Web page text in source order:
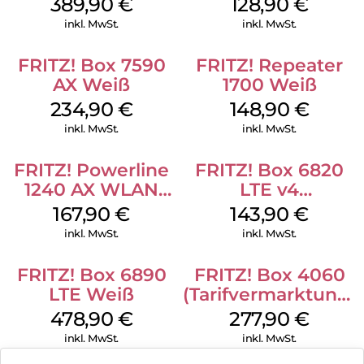
inkl. MwSt. inkl. MwSt.
FRITZ! Box 7590
AX Weiß
234,90 €
inkl. MwSt.
FRITZ! Repeater
1700 Weiß
148,90 €
inkl. MwSt.
FRITZ! Powerline
1240 AX WLAN
Set Weiß
167,90€
inkl. MwSt.
FRITZ! Box 6820
LTE v4
(Tarifvermarktung)
Weiß
143,90€
inkl. MwSt.
FRITZ! Box 6890
LTE Weiß
478,90 €
inkl. MwSt.
FRITZ! Box 4060
(Tarifvermarktung)
Weiß
277,90€
inkl. MwSt.